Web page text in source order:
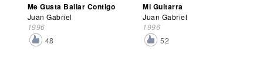
Me Gusta Bailar Contigo
Juan Gabriel
1996
48
Mi Guitarra
Juan Gabriel
1996
52